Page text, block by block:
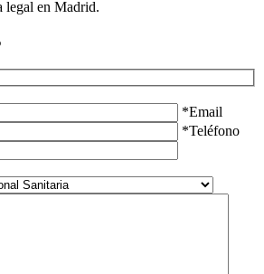
legal en Madrid.
*Email
*Teléfono